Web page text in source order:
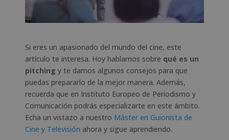
Si eres un apasionado del mundo del cine, este
artículo te interesa. Hoy hablamos sobre qué es un
pitching y te damos algunos consejos para que
puedas prepararlo de la mejor manera. Además,
recuerda que en Instituto Europeo de Periodismo y
Comunicación podrás especializarte en este ámbito.
Echa un vistazo a nuestro Máster en Guionista de
Cine y Televisión ahora y sigue aprendiendo.